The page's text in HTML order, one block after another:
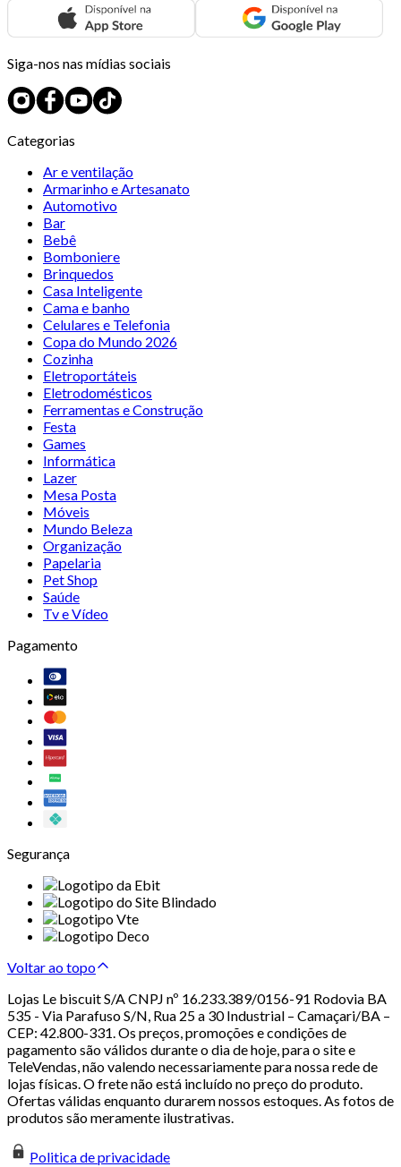
Siga-nos nas mídias sociais
Categorias
Ar e ventilação
Armarinho e Artesanato
Automotivo
Bar
Bebê
Bomboniere
Brinquedos
Casa Inteligente
Cama e banho
Celulares e Telefonia
Copa do Mundo 2026
Cozinha
Eletroportáteis
Eletrodomésticos
Ferramentas e Construção
Festa
Games
Informática
Lazer
Mesa Posta
Móveis
Mundo Beleza
Organização
Papelaria
Pet Shop
Saúde
Tv e Vídeo
Pagamento
Segurança
Voltar ao topo
Lojas Le biscuit S/A CNPJ nº 16.233.389/0156-91 Rodovia BA
535 - Via Parafuso S/N, Rua 25 a 30 Industrial – Camaçari/BA –
CEP: 42.800-331. Os preços, promoções e condições de
pagamento são válidos durante o dia de hoje, para o site e
TeleVendas, não valendo necessariamente para nossa rede de
lojas físicas. O frete não está incluído no preço do produto.
Ofertas válidas enquanto durarem nossos estoques. As fotos de
produtos são meramente ilustrativas.
Politica de privacidade